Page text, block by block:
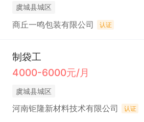
虞城县城区
商丘一鸣包装有限公司 认证
制袋工
4000-6000元/月
虞城县城区
河南钜隆新材料技术有限公司 认证